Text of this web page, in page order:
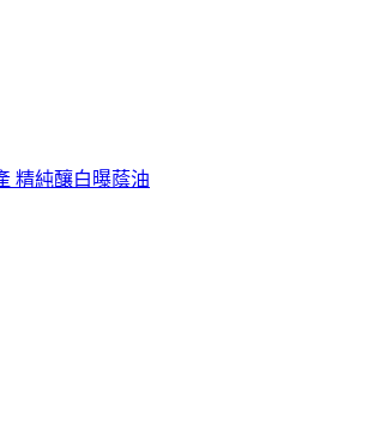
精純釀白曝蔭油